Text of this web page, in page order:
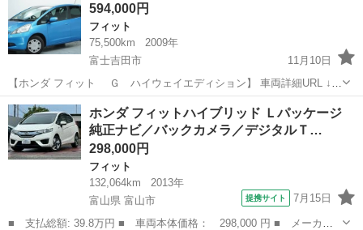
594,000円
フィット
75,500km
2009年
富士吉田市
11月10日
【ホンダ フィット Ｇ ハイウェイエディション】 車両詳細URL ↓↓
https://www.otoron.jp/lists/detail?carno=039233 ☆ETC ☆バックカメラ
...
山梨 富士吉田市 フィット オトロン
ホンダ フィットハイブリッド Ｌパッケージ
純正ナビ／バックカメラ／デジタルＴ…
298,000円
フィット
132,064km
2013年
富山県 富山市
提携サイト 7月15日
■ 支払総額: 39.8万円 ■ 車両本体価格： 298,000 円 ■ メーカー